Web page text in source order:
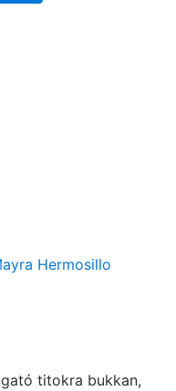
Hermosillo
titokra bukkan,